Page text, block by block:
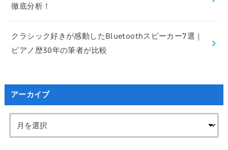
徹底分析！
クラシック好きが感動したBluetoothスピーカー7選｜
ピアノ歴30年の筆者が比較
アーカイブ